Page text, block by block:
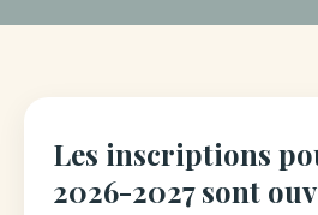
Les inscriptions
2026-2027 sont